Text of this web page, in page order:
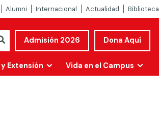
Alumni Internacional Actualidad Biblioteca
Admisión 2026 Dona Aquí
Extensión Vida en el Campus